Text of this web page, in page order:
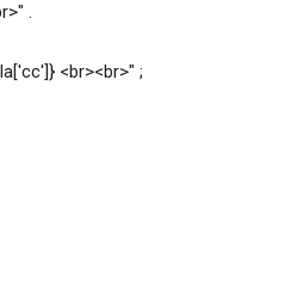
.
<br><br>" ;